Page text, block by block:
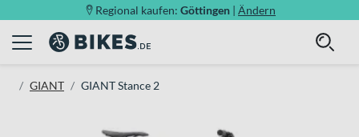
Regional kaufen: Göttingen | Ändern
GIANT GIANT Stance 2